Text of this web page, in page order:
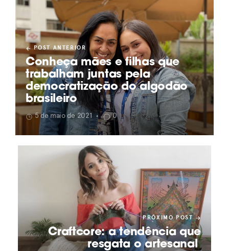
POST ANTERIOR
Conheça mães e filhas que
trabalham juntas pela
democratização do algodão
brasileiro
5 de maio de 2021 • 0
PRÓXIMO POST
Craftcore: a tendência que
resgata o artesanal